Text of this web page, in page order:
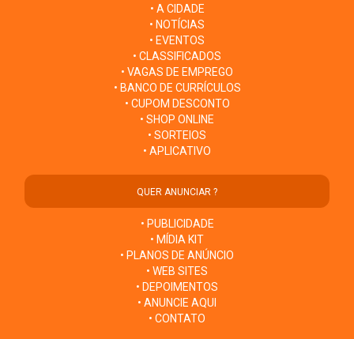
• A CIDADE
• NOTÍCIAS
• EVENTOS
• CLASSIFICADOS
• VAGAS DE EMPREGO
• BANCO DE CURRÍCULOS
• CUPOM DESCONTO
• SHOP ONLINE
• SORTEIOS
• APLICATIVO
QUER ANUNCIAR ?
• PUBLICIDADE
• MÍDIA KIT
• PLANOS DE ANÚNCIO
• WEB SITES
• DEPOIMENTOS
• ANUNCIE AQUI
• CONTATO